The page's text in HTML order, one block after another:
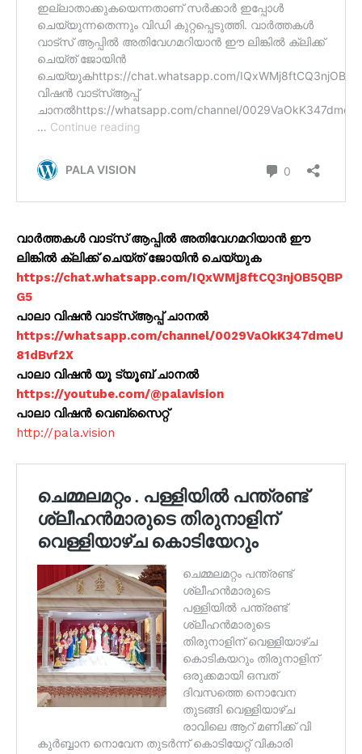
വാർത്തകൾ വാട്സ് ആപ്പിൽ അതിവേഗമറിയാൻ ഈ
ലിങ്കിൽ ക്ലിക്ക് ചെയ്ത് ജോയിൻ ചെയ്യുക
https://chat.whatsapp.com/IQxWMj8ftCQ3njOB5QBP
G5
പാലാ വിഷൻ വാട്സ്ആപ്പ് ചാനൽ
https://whatsapp.com/channel/0029VaOkK347dmeU
81dBvf2X
പാലാ വിഷൻ യൂ ട്യൂബ് ചാനൽ
https://youtube.com/@palavision
പാലാ വിഷൻ വെബ്സൈറ്റ്
http://pala.vision